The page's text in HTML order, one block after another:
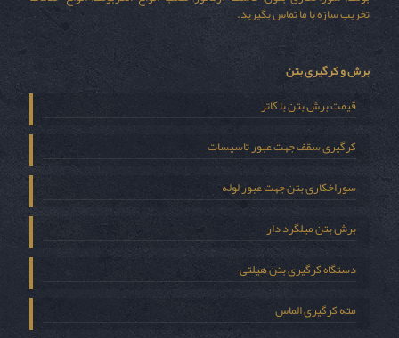
تخریب سازه با ما تماس بگیرید.
برش و کرگیری بتن
قیمت برش بتن با کاتر
کرگیری سقف جهت عبور تاسیسات
سوراخکاری بتن جهت عبور لوله
برش بتن میلگرد دار
دستگاه کرگیری بتن هیلتی
مته کرگیری الماس